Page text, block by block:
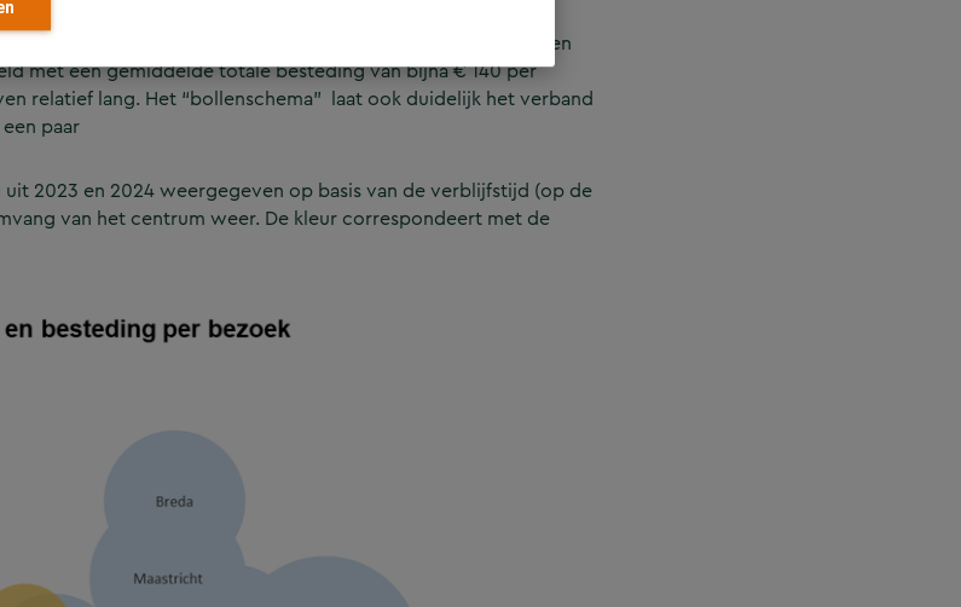
én waar bezoekers lang verblijven, weten over het algemeen
met een gemiddelde totale besteding van bijna € 140 per
relatief lang. Het “bollenschema” laat ook duidelijk het verband
paar
2023 en 2024 weergegeven op basis van de verblijfstijd (op de
van het centrum weer. De kleur correspondeert met de